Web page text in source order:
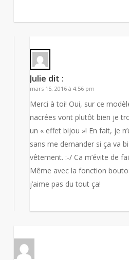
Julie dit :
mars 15, 2016 à 4:56 pm
Merci à toi! Oui, sur ce
nacrées vont plutôt bien je
un « effet bijou »! En fait, je
sans me demander si ça va
vêtement. :-/ Ca m’évite de
Même avec la fonction
j’aime pas du tout ça!